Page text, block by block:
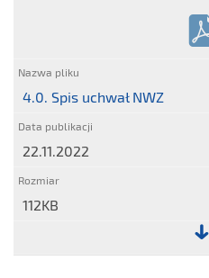
na
wykonywanie
prawa
głosu
przez
pełnomocnika
4.0. Spis uchwał NWZ
22.11.2022
112KB
Plik: